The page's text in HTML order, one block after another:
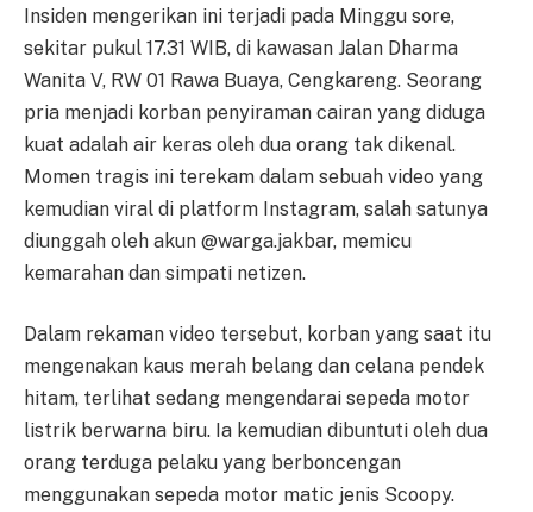
Insiden mengerikan ini terjadi pada Minggu sore,
sekitar pukul 17.31 WIB, di kawasan Jalan Dharma
Wanita V, RW 01 Rawa Buaya, Cengkareng. Seorang
pria menjadi korban penyiraman cairan yang diduga
kuat adalah air keras oleh dua orang tak dikenal.
Momen tragis ini terekam dalam sebuah video yang
kemudian viral di platform Instagram, salah satunya
diunggah oleh akun @warga.jakbar, memicu
kemarahan dan simpati netizen.
Dalam rekaman video tersebut, korban yang saat itu
mengenakan kaus merah belang dan celana pendek
hitam, terlihat sedang mengendarai sepeda motor
listrik berwarna biru. Ia kemudian dibuntuti oleh dua
orang terduga pelaku yang berboncengan
menggunakan sepeda motor matic jenis Scoopy.